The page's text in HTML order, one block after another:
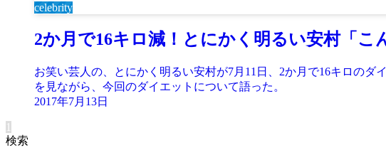
celebrity
2か月で16キロ減！とにかく明るい安村「こ
お笑い芸人の、とにかく明るい安村が7月11日、2か月で16キロの
を見ながら、今回のダイエットについて語った。
2017年7月13日
1
検索